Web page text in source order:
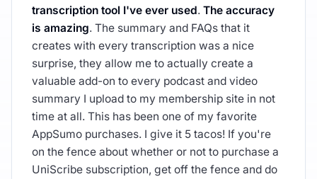
transcription tool I've ever used. The accuracy
is amazing. The summary and FAQs that it
creates with every transcription was a nice
surprise, they allow me to actually create a
valuable add-on to every podcast and video
summary I upload to my membership site in not
time at all. This has been one of my favorite
AppSumo purchases. I give it 5 tacos! If you're
on the fence about whether or not to purchase a
UniScribe subscription, get off the fence and do